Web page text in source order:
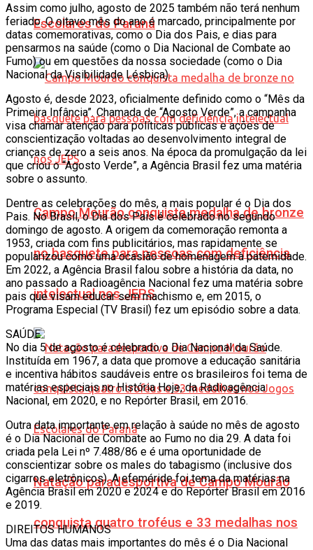
Escolares do Paraná
Campo Mourão conquista medalha de bronze
no basquete para pessoas com deficiência
intelectual nos JEPS
Natação paradesportiva de Campo Mourão
conquista quatro troféus e 33 medalhas nos
Assim como julho, agosto de 2025 também não terá nenhum
feriado. O oitavo mês do ano é marcado, principalmente por
datas comemorativas, como o Dia dos Pais, e dias para
pensarmos na saúde (como o Dia Nacional de Combate ao
Fumo) ou em questões da nossa sociedade (como o Dia
Nacional da Visibilidade Lésbica).
Agosto é, desde 2023, oficialmente definido como o “Mês da
Primeira Infância”. Chamada de “Agosto Verde”, a campanha
visa chamar atenção para políticas públicas e ações de
conscientização voltadas ao desenvolvimento integral de
crianças de zero a seis anos. Na época da promulgação da lei
que criou o “Agosto Verde”, a Agência Brasil fez uma matéria
sobre o assunto.
Dentre as celebrações do mês, a mais popular é o Dia dos
Pais. No Brasil, o Dia dos Pais é celebrado no segundo
domingo de agosto. A origem da comemoração remonta a
1953, criada com fins publicitários, mas rapidamente se
popularizou como uma ocasião de homenagem à paternidade.
Em 2022, a Agência Brasil falou sobre a história da data, no
ano passado a Radioagência Nacional fez uma matéria sobre
pais que visam educar sem machismo e, em 2015, o
Programa Especial (TV Brasil) fez um episódio sobre a data.
SAÚDE
No dia 5 de agosto é celebrado o Dia Nacional da Saúde.
Instituída em 1967, a data que promove a educação sanitária
e incentiva hábitos saudáveis entre os brasileiros foi tema de
matérias especiais no História Hoje, da Radioagência
Nacional, em 2020, e no Repórter Brasil, em 2016.
Outra data importante em relação à saúde no mês de agosto
é o Dia Nacional de Combate ao Fumo no dia 29. A data foi
criada pela Lei nº 7.488/86 e é uma oportunidade de
conscientizar sobre os males do tabagismo (inclusive dos
cigarros eletrônicos). A efeméride foi tema da matérias na
Agência Brasil em 2020 e 2024 e do Repórter Brasil em 2016
e 2019.
DIREITOS HUMANOS
Uma das datas mais importantes do mês é o Dia Nacional